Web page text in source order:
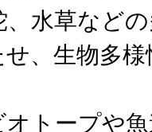
水草など
、生物多
オトープや